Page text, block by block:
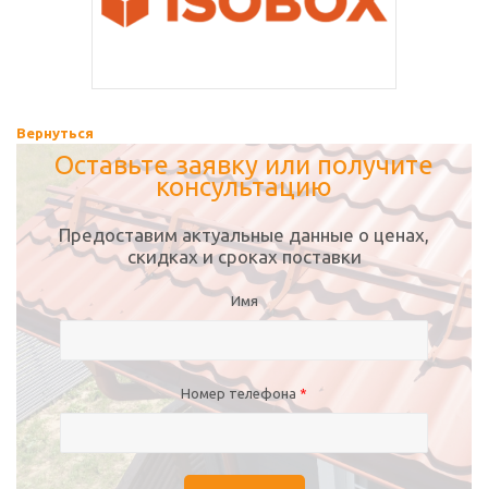
Вернуться
Оставьте заявку или получите
консультацию
Предоставим актуальные данные о ценах,
скидках и сроках поставки
Имя
Номер телефона *